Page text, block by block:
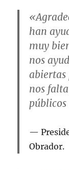
han
muy
nos
abiertas
nos
Obrador.